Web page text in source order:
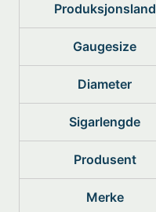
Produksjonsland
Gaugesize
Diameter
Sigarlengde
Produsent
Merke